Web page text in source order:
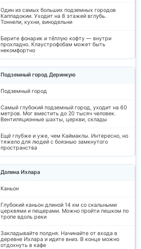
Один из самых больших подземных городов
Каппадокии. Уходит на 8 этажей вглубь.
Тоннели, кухни, винодельни
Берите фонарик и тёплую кофту — внутри
прохладно. Клаустрофобам может быть
некомфортно
Подземный город Деринкую
Подземный город
Самый глубокий подземный город, уходит на 60
метров. Мог вместить до 20 тысяч человек.
Вентиляционные шахты, церкви, склады
Ещё глубже и уже, чем Каймаклы. Интересно, но
тяжело для людей с боязнью замкнутого
пространства
Долина Ихлара
Каньон
Глубокий каньон длиной 14 км со скальными
церквями и пещерами. Можно пройти пешком по
тропе вдоль реки
Закладывайте полдня. Начинайте от входа в
деревне Ихлара и идите вниз. В конце можно
отдохнуть в кафе